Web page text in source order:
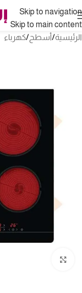
Skip to navigation
Skip to main content
الرئيسية/أسطح/كهرباء